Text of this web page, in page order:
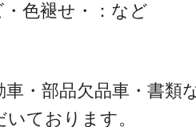
・色褪せ・：など
・部品欠品車・書類
ております。